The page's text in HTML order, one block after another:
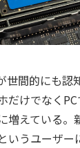
間的にも認
だけでなく
増えている。
いうユーザー